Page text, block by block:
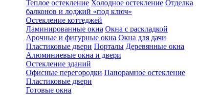
Теплое остекление Холодное остекление Отделка
балконов и лоджий «под ключ»
Остекление коттеджей
Ламинированные окна Окна с раскладкой
Арочные и фигурные окна Окна для дачи
Пластиковые двери Порталы Деревянные окна
Алюминиевые окна и двери
Остекление зданий
Офисные перегородки Панорамное остекление
Пластиковые двери
Готовые окна